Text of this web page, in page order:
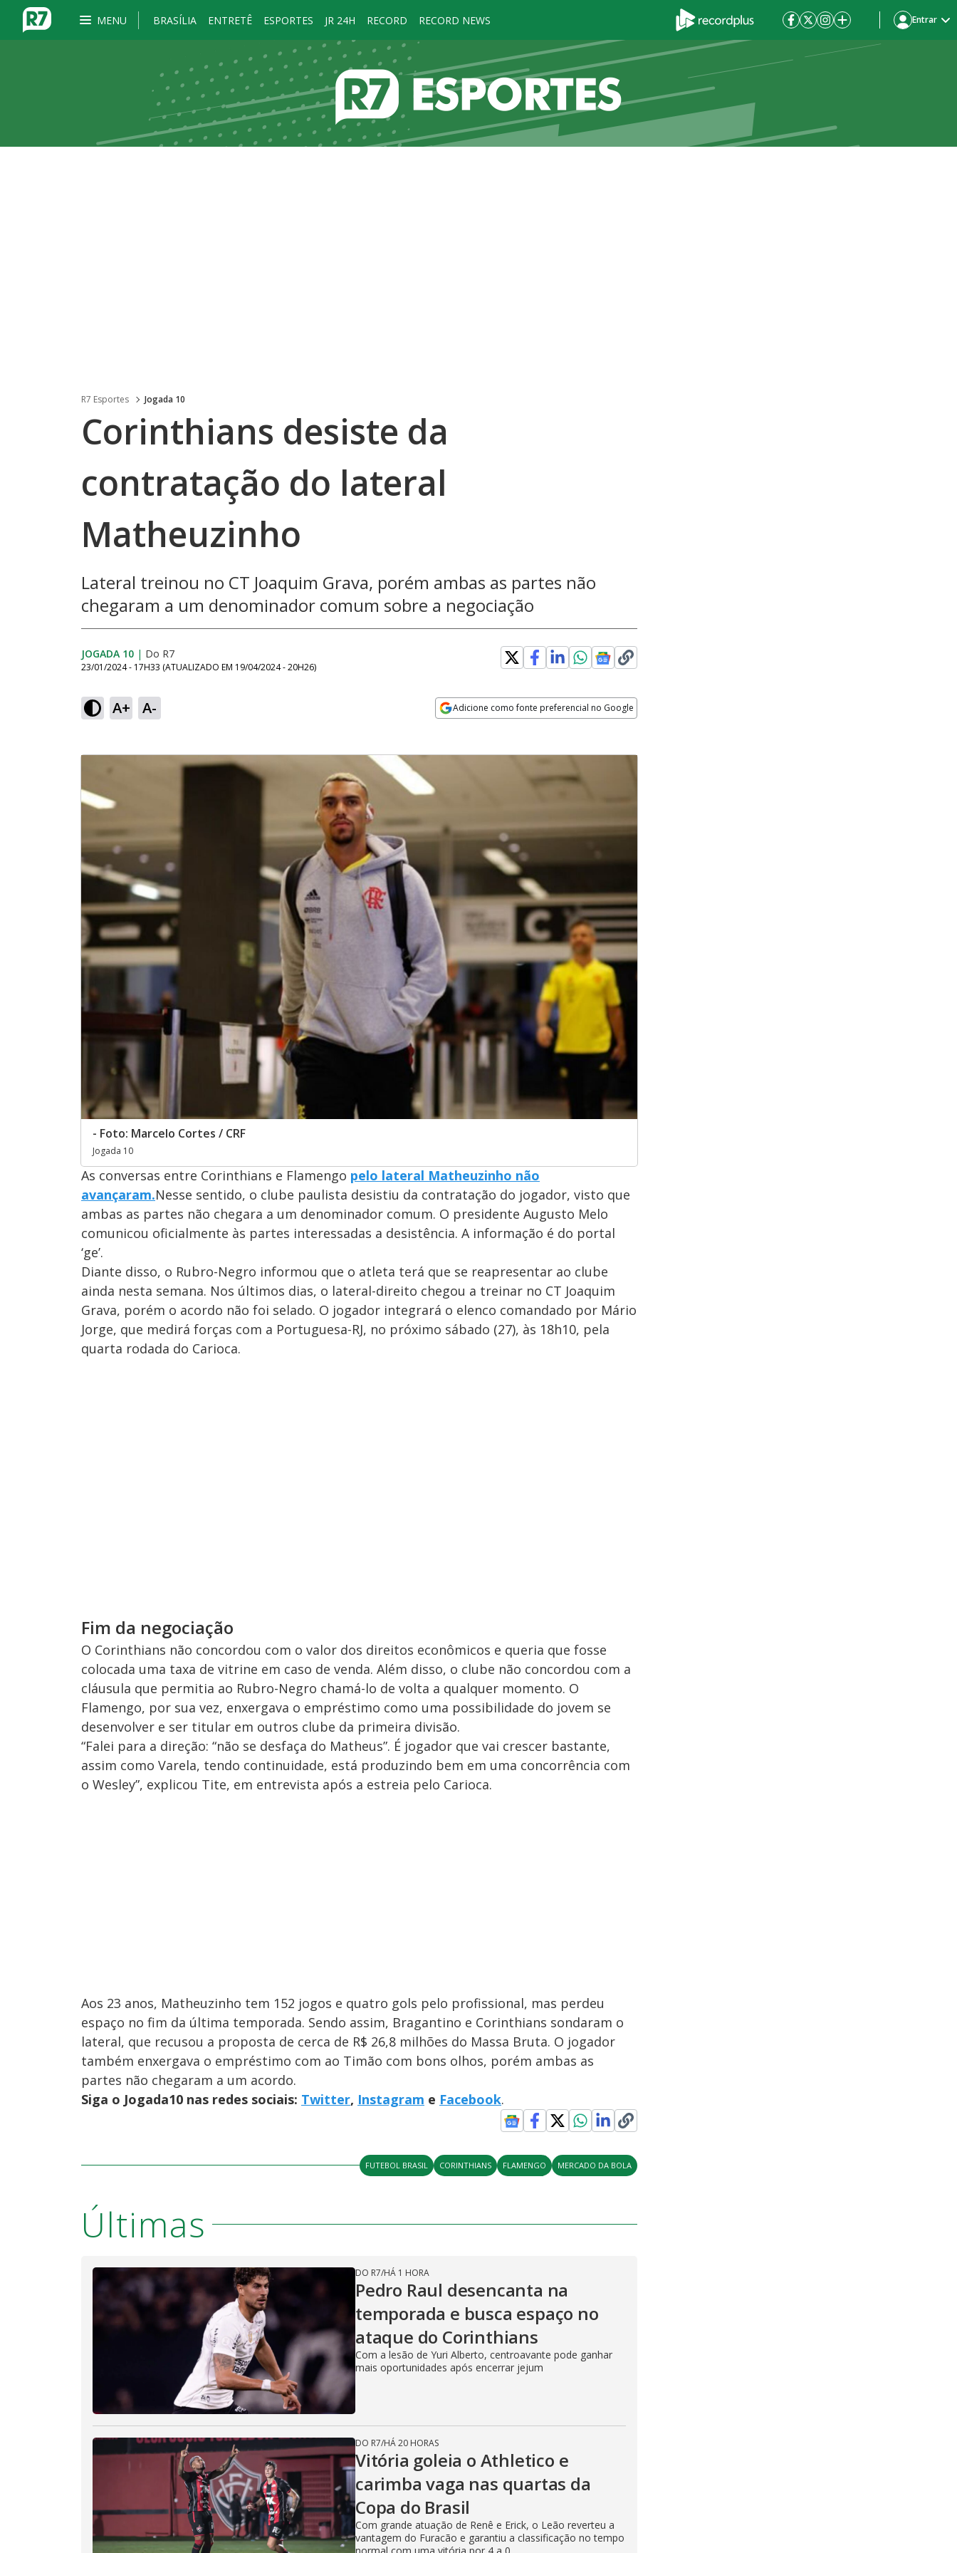
MENU BRASÍLIA ENTRETÊ ESPORTES JR 24H RECORD RECORD NEWS Entrar
R7 Esportes Jogada 10
Corinthians desiste da
contratação do lateral
Matheuzinho
Lateral treinou no CT Joaquim Grava, porém ambas as partes não
chegaram a um denominador comum sobre a negociação
JOGADA 10 | Do R7
23/01/2024 - 17H33 (ATUALIZADO EM 19/04/2024 - 20H26)
A+ A- Adicione como fonte preferencial no Google
- Foto: Marcelo Cortes / CRF
Jogada 10
As conversas entre Corinthians e Flamengo pelo lateral Matheuzinho não
avançaram.Nesse sentido, o clube paulista desistiu da contratação do jogador, visto que
ambas as partes não chegara a um denominador comum. O presidente Augusto Melo
comunicou oficialmente às partes interessadas a desistência. A informação é do portal
‘ge’.
Diante disso, o Rubro-Negro informou que o atleta terá que se reapresentar ao clube
ainda nesta semana. Nos últimos dias, o lateral-direito chegou a treinar no CT Joaquim
Grava, porém o acordo não foi selado. O jogador integrará o elenco comandado por Mário
Jorge, que medirá forças com a Portuguesa-RJ, no próximo sábado (27), às 18h10, pela
quarta rodada do Carioca.
Fim da negociação
O Corinthians não concordou com o valor dos direitos econômicos e queria que fosse
colocada uma taxa de vitrine em caso de venda. Além disso, o clube não concordou com a
cláusula que permitia ao Rubro-Negro chamá-lo de volta a qualquer momento. O
Flamengo, por sua vez, enxergava o empréstimo como uma possibilidade do jovem se
desenvolver e ser titular em outros clube da primeira divisão.
“Falei para a direção: “não se desfaça do Matheus”. É jogador que vai crescer bastante,
assim como Varela, tendo continuidade, está produzindo bem em uma concorrência com
o Wesley”, explicou Tite, em entrevista após a estreia pelo Carioca.
Aos 23 anos, Matheuzinho tem 152 jogos e quatro gols pelo profissional, mas perdeu
espaço no fim da última temporada. Sendo assim, Bragantino e Corinthians sondaram o
lateral, que recusou a proposta de cerca de R$ 26,8 milhões do Massa Bruta. O jogador
também enxergava o empréstimo com ao Timão com bons olhos, porém ambas as
partes não chegaram a um acordo.
Siga o Jogada10 nas redes sociais: Twitter, Instagram e Facebook.
FUTEBOL BRASIL CORINTHIANS FLAMENGO MERCADO DA BOLA
Últimas
DO R7/HÁ 1 HORA
Pedro Raul desencanta na
temporada e busca espaço no
ataque do Corinthians
Com a lesão de Yuri Alberto, centroavante pode ganhar
mais oportunidades após encerrar jejum
DO R7/HÁ 20 HORAS
Vitória goleia o Athletico e
carimba vaga nas quartas da
Copa do Brasil
Com grande atuação de Renê e Erick, o Leão reverteu a
vantagem do Furacão e garantiu a classificação no tempo
normal com uma vitória por 4 a 0